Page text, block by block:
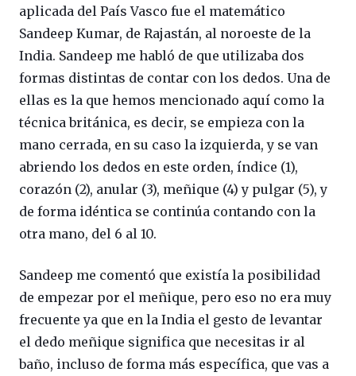
aplicada del País Vasco fue el matemático
Sandeep Kumar, de Rajastán, al noroeste de la
India. Sandeep me habló de que utilizaba dos
formas distintas de contar con los dedos. Una de
ellas es la que hemos mencionado aquí como la
técnica británica, es decir, se empieza con la
mano cerrada, en su caso la izquierda, y se van
abriendo los dedos en este orden, índice (1),
corazón (2), anular (3), meñique (4) y pulgar (5), y
de forma idéntica se continúa contando con la
otra mano, del 6 al 10.
Sandeep me comentó que existía la posibilidad
de empezar por el meñique, pero eso no era muy
frecuente ya que en la India el gesto de levantar
el dedo meñique significa que necesitas ir al
baño, incluso de forma más específica, que vas a